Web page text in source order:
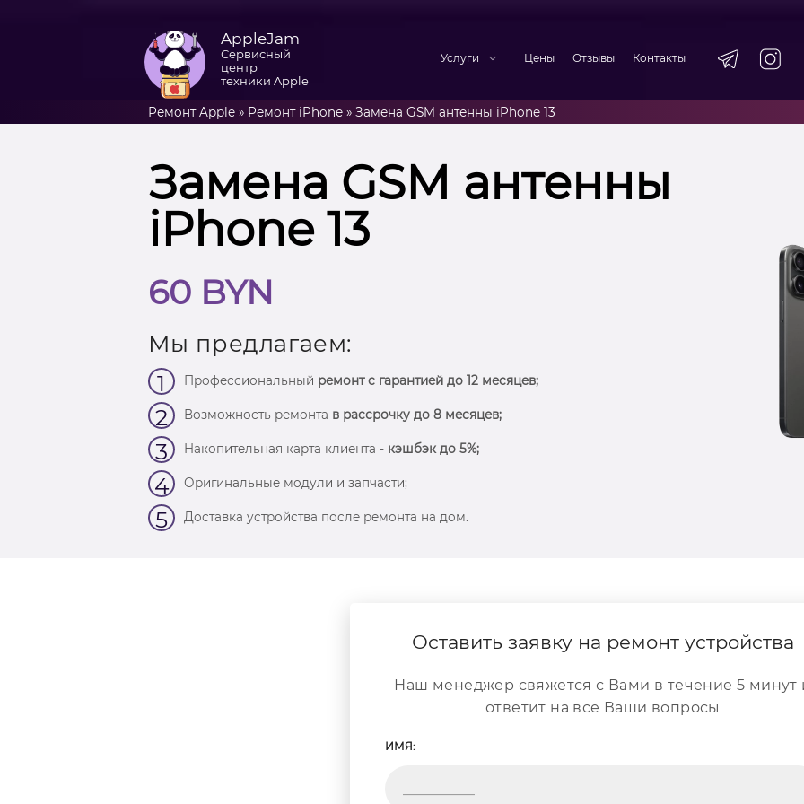
AppleJam
Сервисный
центр
техники Apple
Услуги Цены Отзывы Контакты
Ремонт Apple» Ремонт iPhone» Замена GSM антенны iPhone 13
Замена GSM антенны
iPhone 13
60 BYN
Мы предлагаем:
1 Профессиональный ремонт с гарантией до 12 месяцев;
2 Возможность ремонта в рассрочку до 8 месяцев;
3 Накопительная карта клиента - кэшбэк до 5%;
4 Оригинальные модули и запчасти;
5 Доставка устройства после ремонта на дом.
Оставить заявку на ремонт устройства
Наш менеджер свяжется с Вами в течение 5 минут
ответит на все Ваши вопросы
ИМЯ: